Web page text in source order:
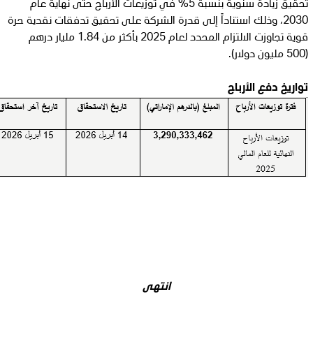
تحقيق زيادة سنوية بنسبة 5% في توزيعات الأرباح حتى نهاية عام
2030، وذلك استناداً إلى قدرة الشركة على تحقيق تدفقات نقدية حرة
قوية تجاوزت الالتزام المحدد لعام 2025 بأكثر من 1.84 مليار درهم
(500 مليون دولار).
تواريخ دفع الأرباح
انتهى